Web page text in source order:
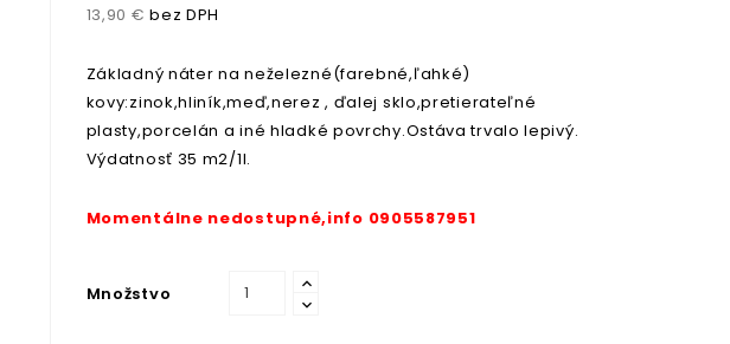
13,90 € bez DPH
Základný náter na neželezné(farebné,ľahké)
kovy:zinok,hliník,meď,nerez , ďalej sklo,pretierateľné
plasty,porcelán a iné hladké povrchy.Ostáva trvalo lepivý.
Výdatnosť 35 m2/1l.
Momentálne nedostupné,info 0905587951
Množstvo